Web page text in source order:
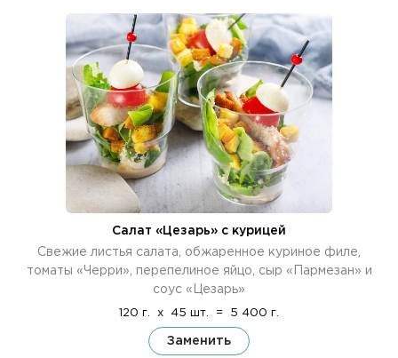
Салат «Цезарь» с курицей
Свежие листья салата, обжаренное куриное филе,
томаты «Черри», перепелиное яйцо, сыр «Пармезан» и
соус «Цезарь»
120 г. x 45 шт. = 5 400 г.
Заменить